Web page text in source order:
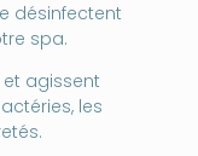
désinfectent
spa.
agissent
les